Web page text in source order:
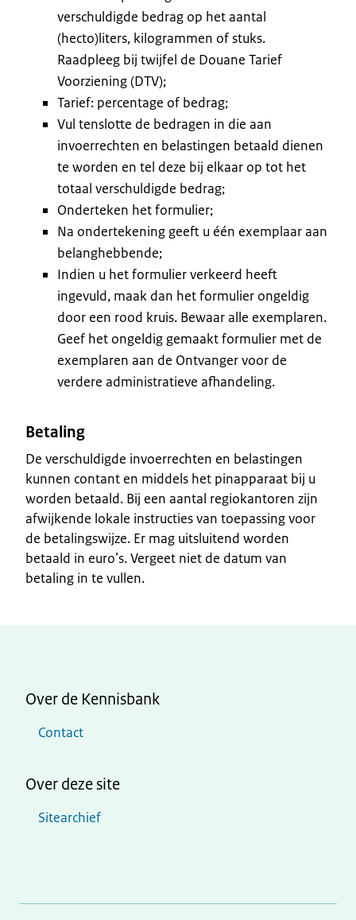
verschuldigde bedrag op het aantal
(hecto)liters, kilogrammen of stuks.
Raadpleeg bij twijfel de Douane Tarief
Voorziening (DTV);
Tarief: percentage of bedrag;
Vul tenslotte de bedragen in die aan
invoerrechten en belastingen betaald dienen
te worden en tel deze bij elkaar op tot het
totaal verschuldigde bedrag;
Onderteken het formulier;
Na ondertekening geeft u één exemplaar aan
belanghebbende;
Indien u het formulier verkeerd heeft
ingevuld, maak dan het formulier ongeldig
door een rood kruis. Bewaar alle exemplaren.
Geef het ongeldig gemaakt formulier met de
exemplaren aan de Ontvanger voor de
verdere administratieve afhandeling.
Betaling
De verschuldigde invoerrechten en belastingen
kunnen contant en middels het pinapparaat bij u
worden betaald. Bij een aantal regiokantoren zijn
afwijkende lokale instructies van toepassing voor
de betalingswijze. Er mag uitsluitend worden
betaald in euro’s. Vergeet niet de datum van
betaling in te vullen.
Over de Kennisbank
Contact
Over deze site
Sitearchief